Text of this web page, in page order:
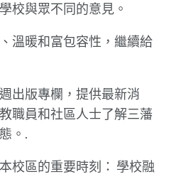
校與眾不同的意見。
溫暖和富包容性，繼續給
出版專欄，提供最新消
職員和社區人士了解三藩
。.
校區的重要時刻： 學校融